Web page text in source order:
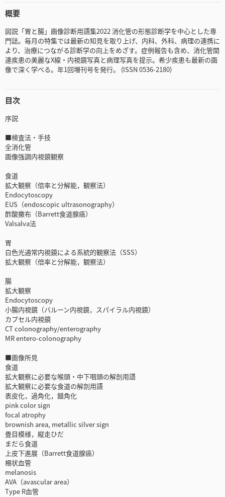
概要
図説「胃と腸」画像診断用語集2022 消化管の形態診断学を中心とした専
門誌。毎月の特集では最新の知見を取り上げ、内科、外科、病理の連携に
より、治療につながる診断学の向上をめざす。症例報告も含め、消化管関
連疾患の美麗なX線・内視鏡写真と病理写真を提示。希少疾患も最新の画
像で深く学べる。年1回増刊号を発行。 (ISSN 0536-2180)
目次
序説
■検査法・手技
全消化管
画像強調内視鏡観察
食道
拡大観察（倍率と分解能，観察法）
Endocytoscopy
EUS（endoscopic ultrasonography）
酢酸撒布（Barrett食道腺癌）
Valsalva法
胃
白色光通常内視鏡による系統的観察法（SSS）
拡大観察（倍率と分解能，観察法）
腸
拡大観察
Endocytoscopy
小腸内視鏡（バルーン内視鏡，スパイラル内視鏡）
カプセル内視鏡
CT colonography/enterography
MR entero-colonography
■画像所見
食道
拡大観察に必要な喉頭・中下咽頭の解剖用語
拡大観察に必要な食道の解剖用語
表皮化，過角化，錯角化
pink color sign
focal atrophy
brownish area, metallic silver sign
畳目模様，縦走ひだ
まだら食道
上皮下進展（Barrett食道腺癌）
柵状血管
melanosis
AVA（avascular area）
Type R血管